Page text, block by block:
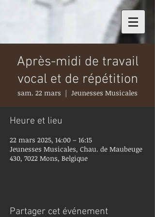
Après-midi de travail
vocal et de répétition
sam. 22 mars
  |
Jeunesses Musicales
Heure et lieu
22 mars 2025, 14:00 – 16:15
Jeunesses Musicales, Chau. de Maubeuge
430, 7022 Mons, Belgique
Partager cet événement